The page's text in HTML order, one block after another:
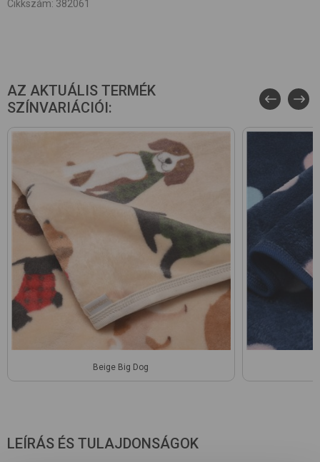
Cikkszám: 382061
AZ AKTUÁLIS TERMÉK
SZÍNVARIÁCIÓI:
Beige Big Dog
LEÍRÁS ÉS TULAJDONSÁGOK